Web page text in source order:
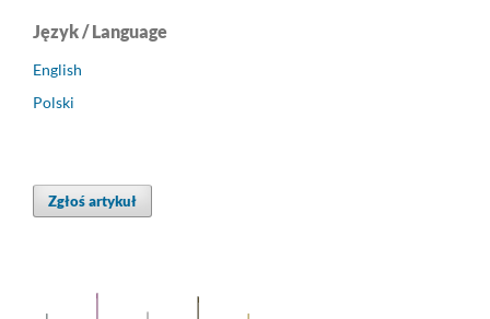
Język / Language
English
Polski
Zgłoś artykuł